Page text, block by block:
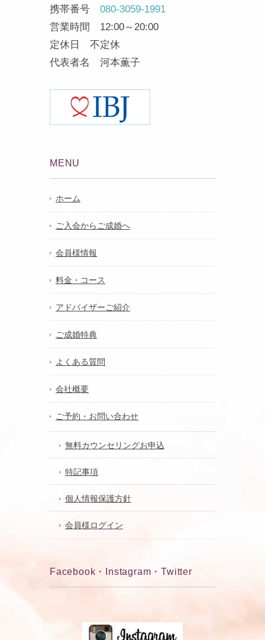
携帯番号 080-3059-1991
営業時間 12:00～20:00
定休日 不定休
代表者名 河本薫子
MENU
ホーム
ご入会からご成婚へ
会員様情報
料金・コース
アドバイザーご紹介
ご成婚特典
よくある質問
会社概要
ご予約・お問い合わせ
無料カウンセリングお申込
特記事項
個人情報保護方針
会員様ログイン
Facebook・Instagram・Twitter